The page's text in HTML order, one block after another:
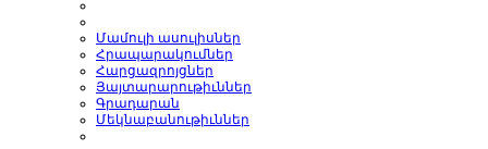
Մամուլի ասուլիսներ
Հրապարակումներ
Հարցազրոյցներ
Յայտարարութիւններ
Գրադարան
Մեկնաբանութիւններ